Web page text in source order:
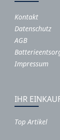
Kontakt
Datenschutz
AGB
Impressum
IHR
Top Artikel